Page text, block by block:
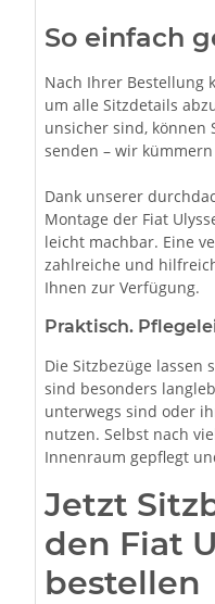
So einfach
Nach Ihrer Bestellung
um alle Sitzdetails
unsicher sind, können
senden – wir
Dank unserer
Montage der Fiat
leicht machbar. Eine
zahlreiche und
Ihnen zur Verfügung.
Praktisch.
Die Sitzbezüge
sind besonders
unterwegs sind oder
nutzen. Selbst nach
Innenraum gepflegt
Jetzt
den Fiat
bestellen